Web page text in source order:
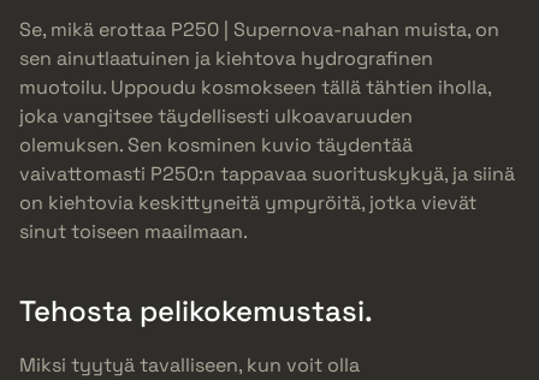
Se, mikä erottaa P250 | Supernova-nahan muista, on
sen ainutlaatuinen ja kiehtova hydrografinen
muotoilu. Uppoudu kosmokseen tällä tähtien iholla,
joka vangitsee täydellisesti ulkoavaruuden
olemuksen. Sen kosminen kuvio täydentää
vaivattomasti P250:n tappavaa suorituskykyä, ja siinä
on kiehtovia keskittyneitä ympyröitä, jotka vievät
sinut toiseen maailmaan.
Tehosta pelikokemustasi.
Miksi tyytyä tavalliseen, kun voit olla